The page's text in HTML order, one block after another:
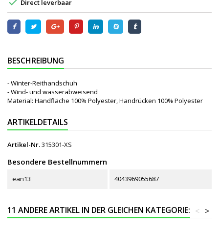
Direct leverbaar
BESCHREIBUNG
- Winter-Reithandschuh
- Wind- und wasserabweisend
Material: Handfläche 100% Polyester, Handrücken 100% Polyester
ARTIKELDETAILS
Artikel-Nr.315301-XS
Besondere Bestellnummern
ean13 4043969055687
11 ANDERE ARTIKEL IN DER GLEICHEN KATEGORIE: >
<